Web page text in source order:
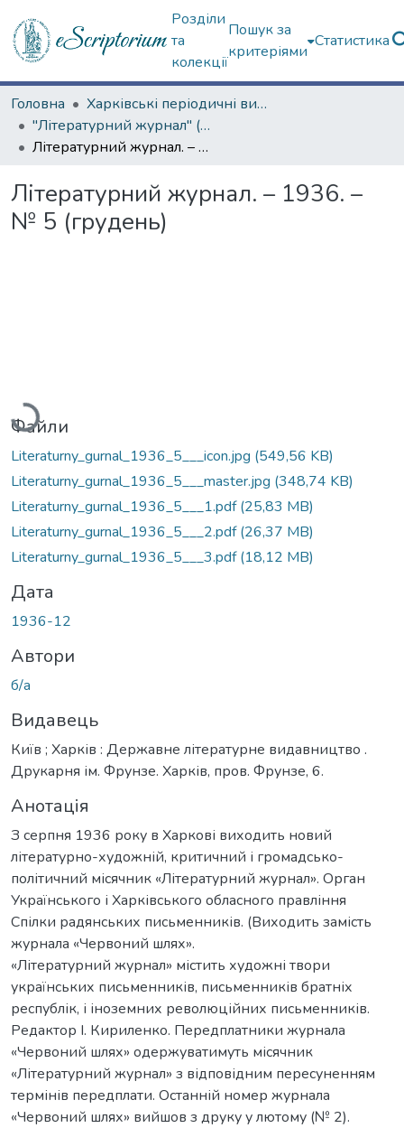
Розділи
та
колекції
Пошук за
критеріями
Статистика
Головна
Харківські періодичні видання
"Літературний журнал" (1936–1941 рр.)
Літературний журнал. – 1936. – № 5 (грудень)
Літературний журнал. – 1936. –
№ 5 (грудень)
Вантажиться...
Файли
Literaturny_gurnal_1936_5___icon.jpg (549,56 KB)
Literaturny_gurnal_1936_5___master.jpg (348,74 KB)
Literaturny_gurnal_1936_5___1.pdf(25,83 MB)
Literaturny_gurnal_1936_5___2.pdf(26,37 MB)
Literaturny_gurnal_1936_5___3.pdf(18,12 MB)
Дата
1936-12
Автори
б/а
Видавець
Київ ; Харків : Державне літературне видавництво .
Друкарня ім. Фрунзе. Харків, пров. Фрунзе, 6.
Анотація
З серпня 1936 року в Харкові виходить новий
літературно-художній, критичний і громадсько-
політичний місячник «Літературний журнал». Орган
Українського і Харківського обласного правління
Спілки радянських письменників. (Виходить замість
журнала «Червоний шлях».
«Літературний журнал» містить художні твори
українських письменників, письменників братніх
республік, і іноземних революційних письменників.
Редактор І. Кириленко. Передплатники журнала
«Червоний шлях» одержуватимуть місячник
«Літературний журнал» з відповідним пересуненням
термінів передплати. Останній номер журнала
«Червоний шлях» вийшов з друку у лютому (№ 2).